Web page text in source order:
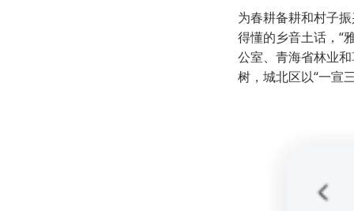
为春耕备耕和村子
得懂的乡音土话，“
公室、青海省林业
树，城北区以“一宣